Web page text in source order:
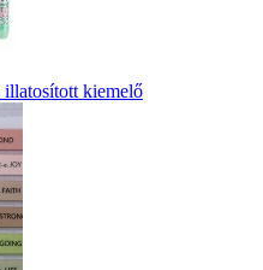
illatosított kiemelő